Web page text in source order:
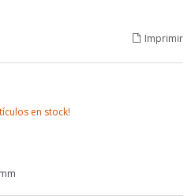
Imprimir
en stock!